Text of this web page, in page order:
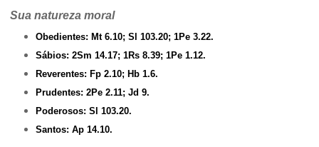
Sua natureza moral
Obedientes: Mt 6.10; Sl 103.20; 1Pe 3.22.
Sábios: 2Sm 14.17; 1Rs 8.39; 1Pe 1.12.
Reverentes: Fp 2.10; Hb 1.6.
Prudentes: 2Pe 2.11; Jd 9.
Poderosos: Sl 103.20.
Santos: Ap 14.10.